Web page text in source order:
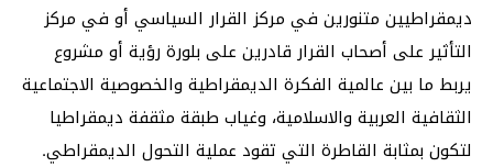
ديمقراطيين متنورين في مركز القرار السياسي أو في مركز
التأثير على أصحاب القرار قادرين على بلورة رؤية أو مشروع
يربط ما بين عالمية الفكرة الديمقراطية والخصوصية الاجتماعية
الثقافية العربية والاسلامية، وغياب طبقة مثقفة ديمقراطيا
لتكون بمثابة القاطرة التي تقود عملية التحول الديمقراطي.